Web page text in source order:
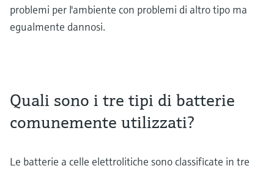
problemi per l'ambiente con problemi di altro tipo ma
egualmente dannosi.
Quali sono i tre tipi di batterie
comunemente utilizzati?
Le batterie a celle elettrolitiche sono classificate in tre